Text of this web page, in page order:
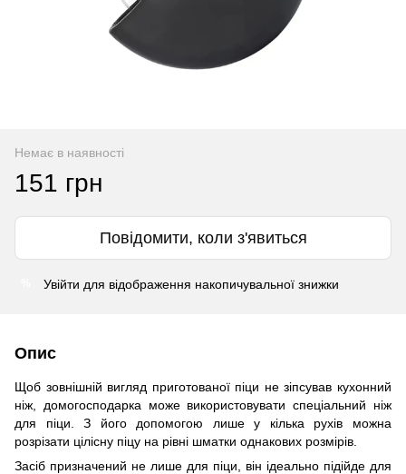
Немає в наявності
151 грн
Повідомити, коли з'явиться
Увійти для відображення накопичувальної знижки
Опис
Щоб зовнішній вигляд приготованої піци не зіпсував кухонний
ніж, домогосподарка може використовувати спеціальний ніж
для піци. З його допомогою лише у кілька рухів можна
розрізати цілісну піцу на рівні шматки однакових розмірів.
Засіб призначений не лише для піци, він ідеально підійде для